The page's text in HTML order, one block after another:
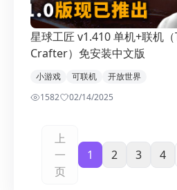
星球工匠 v1.410 单机+联机
Crafter）免安装中文版
小游戏 可联机
开放世界
1582
02/14/2025
上
一
页
1 2 3 4